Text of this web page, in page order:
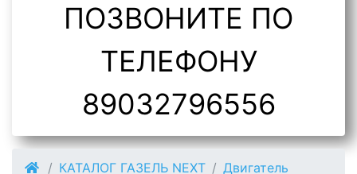
ПОЗВОНИТЕ ПО
ТЕЛЕФОНУ
89032796556
КАТАЛОГ ГАЗЕЛЬ NEXT
Двигатель